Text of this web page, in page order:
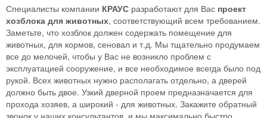
Специалисты компании КРАУС разработают для Вас проект
хозблока для животных, соответствующий всем требованием.
Заметьте, что хозблок должен содержать помещение для
животных, для кормов, сеновал и т.д. Мы тщательно продумаем
все до мелочей, чтобы у Вас не возникло проблем с
эксплуатацией сооружение, и все необходимое всегда было под
рукой. Всех животных нужно располагать отдельно, а дверей
должно быть двое. Узкий дверной проем предназначается для
прохода хозяев, а широкий - для животных. Закажите обратный
звонок у наших консультантов, и мы максимально быстро